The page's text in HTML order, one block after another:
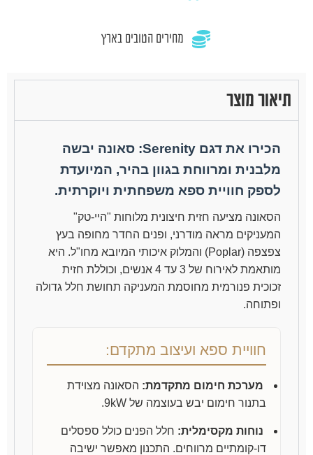
מחירים הטובים בארץ
תיאור מוצר
הכירו את דגם Serenity: סאונה יבשה
מלבנית ומרווחת בגוון בהיר, המיועדת
לספק חוויית ספא משפחתית ויוקרתית.
הסאונה מציעה חזית חיצונית מלוחות "היי-טק"
המעניקים מראה מודרני, ופנים החדר מחופה בעץ
צפצפה (Poplar) והמלוק איכותי המיובא מחו"ל. היא
מותאמת לאירוח של 3 עד 4 אנשים, וכוללת חזית
זכוכית פנורמית מחוסמת המעניקה תחושת חלל גדולה
ופתוחה.
חוויית ספא ועיצוב מתקדם:
מערכת חימום מתקדמת: הסאונה מצוידת
בתנור חימום יבש בעוצמה של 9kW.
נוחות מקסימלית: חלל הפנים כולל ספסלים
דו-קומתיים מרווחים. התכנון מאפשר ישיבה